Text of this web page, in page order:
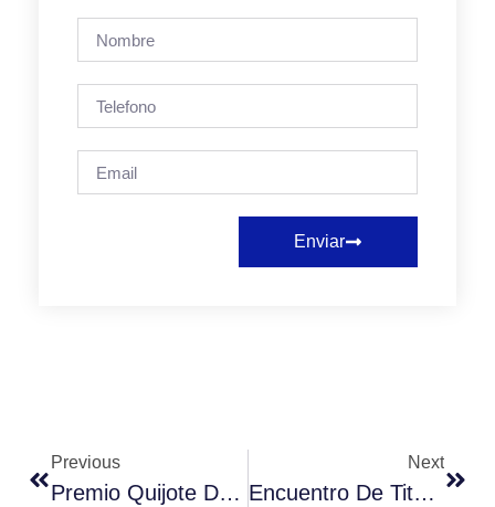
Enviar
Previous
Premio Quijote De La Mancha 2023. Reconocimiento A La Trayectoria De Ernesto Corona Bozzo En Servicio A La Sociedad Y La Libertad De Expresión.
Next
Encuentro De Titulados 2023 En La Universidad Miguel De Cervantes: Fortaleciendo Lazos Y Empoderando A Profesionales.